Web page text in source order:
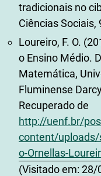
tradicionais no
Ciências Sociais,
Loureiro, F. O.
o Ensino Médio.
Matemática,
Fluminense
Recuperado de
http://uenf.br/
content/
o-Ornellas-
(Visitado em: